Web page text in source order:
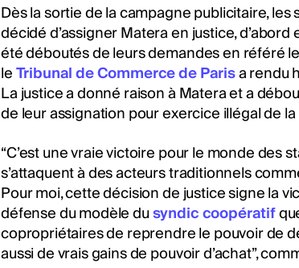
Dès la sortie de la campagne publicitaire,
décidé d’assigner Matera en justice,
été déboutés de leurs demandes en référé
leTribunal de Commerce de Parisa rendu
La justice a donné raison à Matera et a
de leur assignation pour exercice illégal de
“C’est une vraie victoire pour le monde des
s’attaquent à des acteurs traditionnels
Pour moi, cette décision de justice signe la
défense du modèle dusyndic coopératif
copropriétaires de reprendre le pouvoir de
aussi de vrais gains de pouvoir d’achat”,